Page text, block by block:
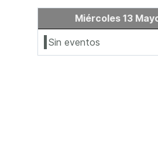
Miércoles 13
Sin eventos